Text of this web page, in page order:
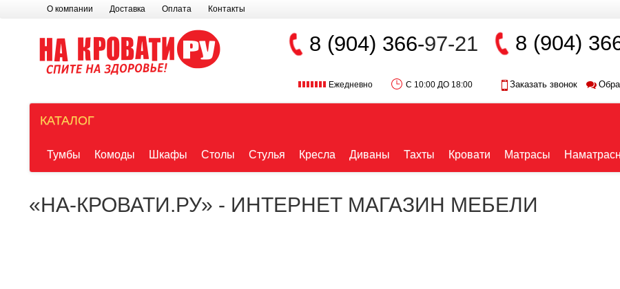
О компании Доставка Оплата Контакты
8 (904) 366-97-21
Ежедневно С 10:00 ДО 18:00
8 (904)
Заказать звонок
КАТАЛОГ
Тумбы Комоды Шкафы Столы Стулья Кресла Диваны Тахты Кровати Матрасы
«НА-КРОВАТИ.РУ» - ИНТЕРНЕТ МАГАЗИН МЕБЕЛИ